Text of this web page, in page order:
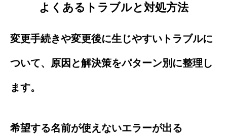
よくあるトラブルと対処方法
変更手続きや変更後に生じやすいトラブルに
ついて、原因と解決策をパターン別に整理し
ます。
希望する名前が使えないエラーが出る